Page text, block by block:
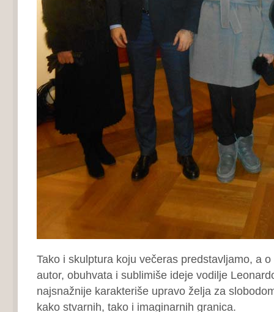
Tako i skulptura koju večeras predstavljamo, a
autor, obuhvata i sublimiše ideje vodilje
najsnažnije karakteriše upravo želja za
kako stvarnih, tako i imaginarnih granica.